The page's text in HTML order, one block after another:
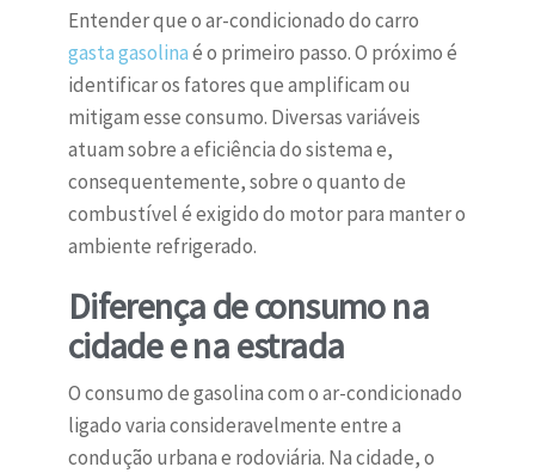
Entender que o ar-condicionado do carro
gasta gasolinaé o primeiro passo. O próximo é
identificar os fatores que amplificam ou
mitigam esse consumo. Diversas variáveis
atuam sobre a eficiência do sistema e,
consequentemente, sobre o quanto de
combustível é exigido do motor para manter o
ambiente refrigerado.
Diferença de consumo na
cidade e na estrada
O consumo de gasolina com o ar-condicionado
ligado varia consideravelmente entre a
condução urbana e rodoviária. Na cidade, o